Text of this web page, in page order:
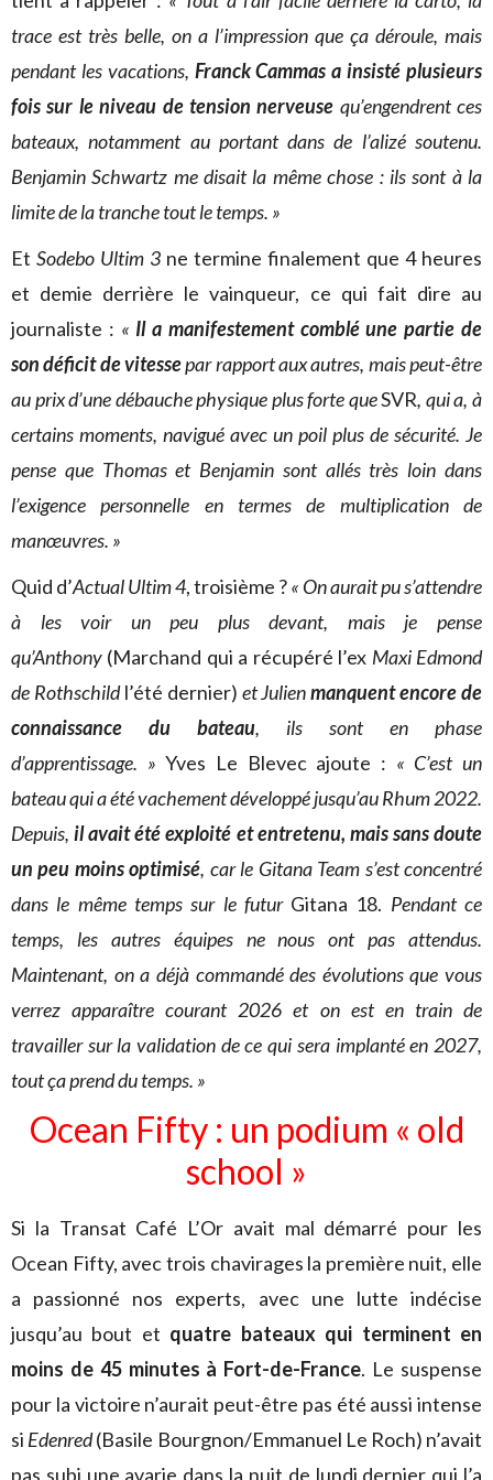
trace est très belle, on a l’impression que ça déroule, mais
pendant les vacations, Franck Cammas a insisté plusieurs
fois sur le niveau de tension nerveuse qu’engendrent ces
bateaux, notamment au portant dans de l’alizé soutenu.
Benjamin Schwartz me disait la même chose : ils sont à la
limite de la tranche tout le temps. »
Et Sodebo Ultim 3 ne termine finalement que 4 heures
et demie derrière le vainqueur, ce qui fait dire au
journaliste : « Il a manifestement comblé une partie de
son déficit de vitessepar rapport aux autres, mais peut-être
au prix d’une débauche physique plus forte queSVR, qui a, à
certains moments, navigué avec un poil plus de sécurité. Je
pense que Thomas et Benjamin sont allés très loin dans
l’exigence personnelle en termes de multiplication de
manœuvres. »
Quid d’Actual Ultim 4, troisième ?« On aurait pu s’attendre
à les voir un peu plus devant, mais je pense
qu’Anthony (Marchand qui a récupéré l’ex Maxi Edmond
de Rothschildl’été dernier) et Julienmanquent encore de
connaissance du bateau, ils sont en phase
d’apprentissage. » Yves Le Blevec ajoute : « C’est un
bateau qui a été vachement développé jusqu’au Rhum 2022.
Depuis,il avait été exploité et entretenu, mais sans doute
un peu moins optimisé, car le Gitana Team s’est concentré
dans le même temps sur le futurGitana 18. Pendant ce
temps, les autres équipes ne nous ont pas attendus.
Maintenant, on a déjà commandé des évolutions que vous
verrez apparaître courant 2026 et on est en train de
travailler sur la validation de ce qui sera implanté en 2027,
tout ça prend du temps. »
Ocean Fifty : un podium « old
school »
Si la Transat Café L’Or avait mal démarré pour les
Ocean Fifty, avec trois chavirages la première nuit, elle
a passionné nos experts, avec une lutte indécise
jusqu’au bout et quatre bateaux qui terminent en
moins de 45 minutes à Fort-de-France. Le suspense
pour la victoire n’aurait peut-être pas été aussi intense
si Edenred(Basile Bourgnon/Emmanuel Le Roch) n’avait
pas subi une avarie dans la nuit de lundi dernier qui l’a